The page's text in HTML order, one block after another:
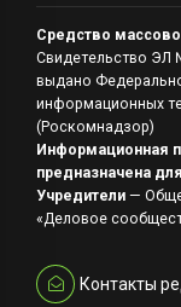
Средство
Свидетельство ЭЛ
выдано
информационных
(Роскомнадзор)
Информационная
предназначена
Учредители —
«Деловое
Контакты